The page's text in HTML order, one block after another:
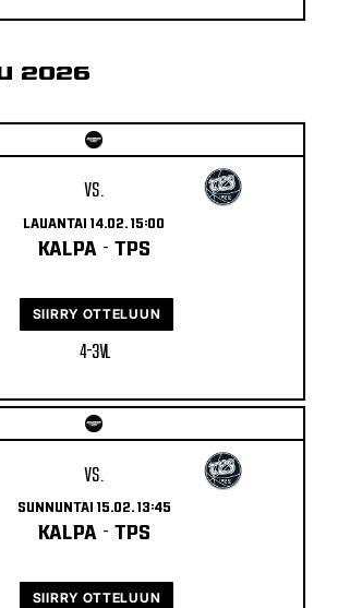
2026
VS.
LAUANTAI 14.02. 15:00
KALPA - TPS
4 - 3 VL
SIIRRY OTTELUUN
VS.
SUNNUNTAI 15.02. 13:45
KALPA - TPS
SIIRRY OTTELUUN